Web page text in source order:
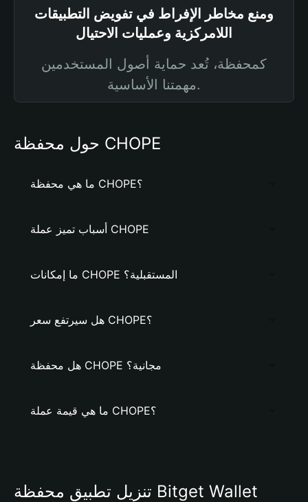
ومنع مخاطر الإفراط في تفويض التطبيقات
اللامركزية وعمليات الاحتيال
كمحفظة، تُعد حماية أصول المستخدمين
مهمتنا الأساسية.
حول محفظة CHOPE
ما هي محفظة CHOPE؟
أسباب تميز عملة CHOPE
ما إمكانات CHOPE المستقبلية؟
هل سيرتفع سعر CHOPE؟
هل محفظة CHOPE مجانية؟
ما هي قيمة عملة CHOPE؟
تنزيل تطبيق محفظة Bitget Wallet